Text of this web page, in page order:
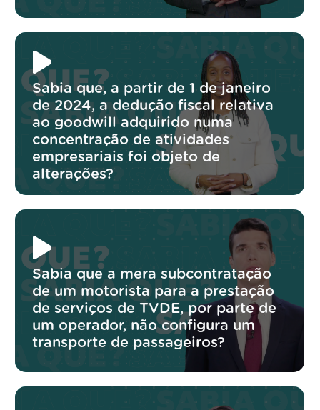
Sabia que, a partir de 1 de janeiro
de 2024, a dedução fiscal relativa
ao goodwill adquirido numa
concentração de atividades
empresariais foi objeto de
alterações?
Sabia que a mera subcontratação
de um motorista para a prestação
de serviços de TVDE, por parte de
um operador, não configura um
transporte de passageiros?